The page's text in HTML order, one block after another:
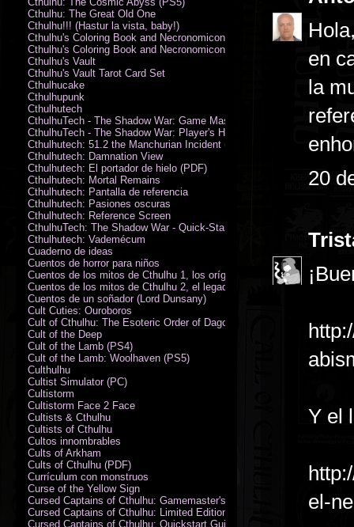
en
la
20
Y el
el-
Cthulhu: The Great Old One
Cthulhu!!! (Hastur la vista, baby!)
Cthulhu's Coloring Book and Necronomicon of Sunny Day Doings
Cthulhu's Coloring Book and Necronomicon of Sunny Day Doings New
Cthulhu's Vault
Cthulhu's Vault Tarot Card Set
Cthulhucake
Cthulhupunk
Cthulhutech
CthulhuTech - The Shadow War: Game Master's Guide (PDF)
CthulhuTech - The Shadow War: Player's Handbook (PDF)
Cthulhutech: 51.2 the Manchurian Incident (PDF)
Cthulhutech: Damnation View
Cthulhutech: El portador de hielo (PDF)
Cthulhutech: Mortal Remains
Cthulhutech: Pantalla de referencia
Cthulhutech: Pasiones oscuras
Cthulhutech: Reference Screen
CthulhuTech: The Shadow War - Quick-Start Rules (PDF)
Cthulhutech: Vademécum
Cuaderno de ideas
Cuentos de horror para niños
Cuentos de los mitos de Cthulhu 1, los orígenes
Cuentos de los mitos de Cthulhu 2, el legado
Cuentos de un soñador (Lord Dunsany)
Cult Cuties: Ouroboros
Cult of Cthulhu: The Esoteric Order of Dagon Vol.1: Book One
Cult of the Deep
Cult of the Lamb (PS4)
Cult of the Lamb: Woolhaven (PS5)
Culthulhu
Cultist Simulator (PC)
Cultistorm
Cultistorm Face 2 Face
Cultists & Cthulhu
Cultists of Cthulhu
Cultos innombrables
Cults of Arkham
Cults of Cthulhu (PDF)
Currículum con monstruos
Curse of the Yellow Sign
Cursed Captains of Cthulhu: Gamemaster's Toolkit & Dice
Cursed Captains of Cthulhu: Limited Edition
Cursed Captains of Cthulhu: Quickstart Guide (PDF)